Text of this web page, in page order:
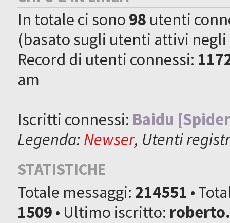
In totale ci sono98 utenti
(basato sugli utenti attivi
Record di utenti connessi:
am
Iscritti connessi: Baidu
Legenda:Newser, Utenti
STATISTICHE
Totale messaggi: 214551 •
1509• Ultimo iscritto: